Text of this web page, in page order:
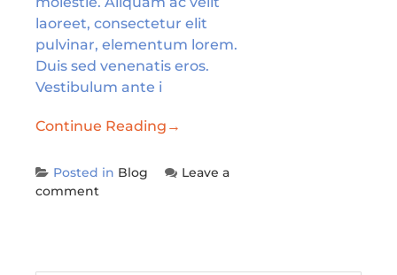
laoreet, consectetur elit
pulvinar, elementum lorem.
Duis sed venenatis eros.
Vestibulum ante i
Continue Reading →
Posted in Blog
Leave a
comment